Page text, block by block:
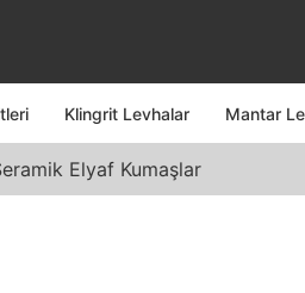
Klingrit Levhalar Mantar
Elyaf Kumaşlar